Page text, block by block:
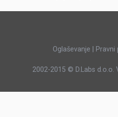
Oglaševanje Pravni
2002-2015 © D.Labs d.o.o.